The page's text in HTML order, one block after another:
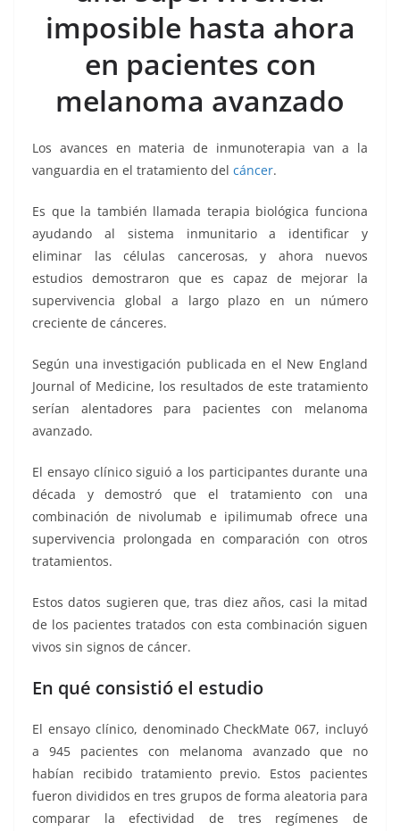
b
o
k
A
p
p
Li
n
k
a
m
imposible hasta ahora
en pacientes con
melanoma avanzado
Los avances en materia de inmunoterapia van a la
vanguardia en el tratamiento del cáncer.
Es que la también llamada terapia biológica funciona
ayudando al sistema inmunitario a identificar y
eliminar las células cancerosas, y ahora nuevos
estudios demostraron que es capaz de mejorar la
supervivencia global a largo plazo en un número
creciente de cánceres.
Según una investigación publicada en el New England
Journal of Medicine, los resultados de este tratamiento
serían alentadores para pacientes con melanoma
avanzado.
El ensayo clínico siguió a los participantes durante una
década y demostró que el tratamiento con una
combinación de nivolumab e ipilimumab ofrece una
supervivencia prolongada en comparación con otros
tratamientos.
Estos datos sugieren que, tras diez años, casi la mitad
de los pacientes tratados con esta combinación siguen
vivos sin signos de cáncer.
En qué consistió el estudio
El ensayo clínico, denominado CheckMate 067, incluyó
a 945 pacientes con melanoma avanzado que no
habían recibido tratamiento previo. Estos pacientes
fueron divididos en tres grupos de forma aleatoria para
comparar la efectividad de tres regímenes de